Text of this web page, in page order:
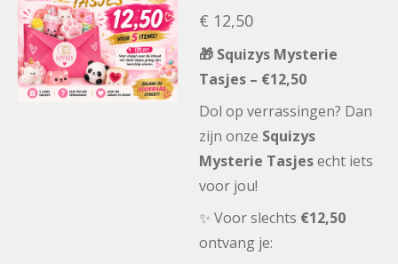
€ 12,50
🎁 Squizys Mysterie
Tasjes – €12,50
Dol op verrassingen? Dan
zijn onze Squizys
Mysterie Tasjesecht iets
voor jou!
✨ Voor slechts €12,50
ontvang je: